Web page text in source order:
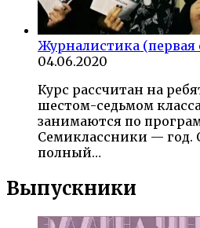
Журналистика (первая
04.06.2020
Курс рассчитан на
шестом-седьмом
занимаются по
Семиклассники —
полный…
Выпускники